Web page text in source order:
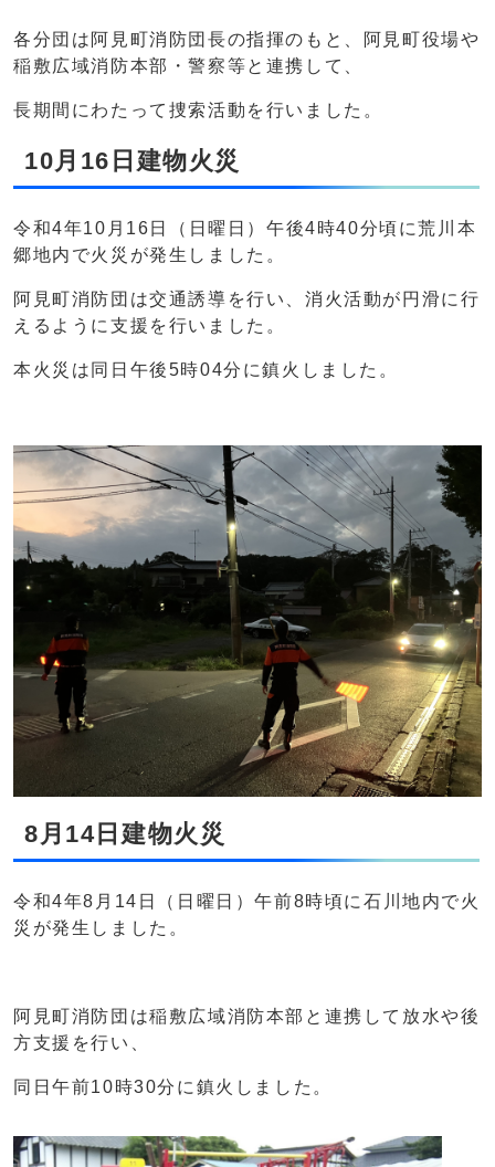
各分団は阿見町消防団長の指揮のもと、阿見町役場や
稲敷広域消防本部・警察等と連携して、
長期間にわたって捜索活動を行いました。
10月16日建物火災
令和4年10月16日（日曜日）午後4時40分頃に荒川本
郷地内で火災が発生しました。
阿見町消防団は交通誘導を行い、消火活動が円滑に行
えるように支援を行いました。
本火災は同日午後5時04分に鎮火しました。
8月14日建物火災
令和4年8月14日（日曜日）午前8時頃に石川地内で火
災が発生しました。
阿見町消防団は稲敷広域消防本部と連携して放水や後
方支援を行い、
同日午前10時30分に鎮火しました。